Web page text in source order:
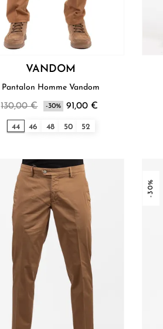
VANDOM
Pantalon Homme Vandom
130,00 € -30% 91,00 €
44 46 48 50 52
-30%